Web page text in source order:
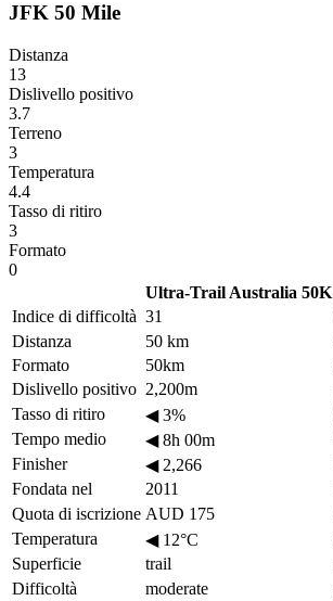
JFK 50 Mile
Distanza
13
Dislivello positivo
3.7
Terreno
3
Temperatura
4.4
Tasso di ritiro
3
Formato
0
Ultra-Trail Australia 50K
Indice di difficoltà 31
Distanza
50 km
Formato
50km
Dislivello positivo 2,200m
Tasso di ritiro
◀3%
Tempo medio
◀8h 00m
Finisher
◀2,266
Fondata nel
2011
Quota di iscrizione AUD 175
Temperatura
◀12°C
Superficie
trail
Difficoltà
moderate